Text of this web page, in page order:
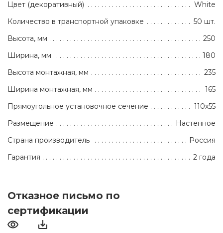
Цвет (декоративный)
White
Количество в транспортной упаковке
50 шт.
Высота, мм
250
Ширина, мм
180
Высота монтажная, мм
235
Ширина монтажная, мм
165
Прямоугольное установочное сечение
110х55
Размещение
Настенное
Страна производитель
Россия
Гарантия
2 года
Отказное письмо по
сертификации